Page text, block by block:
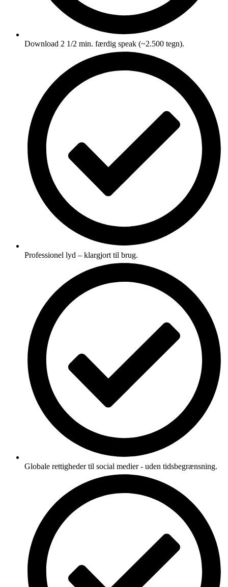
Download 2 1/2 min. færdig speak (~2.500 tegn).
Professionel lyd – klargjort til brug.
Globale rettigheder til social medier - uden tidsbegrænsning.